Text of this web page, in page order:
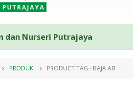
dan Nurseri Putrajaya
PRODUK PRODUCT TAG - BAJA AB